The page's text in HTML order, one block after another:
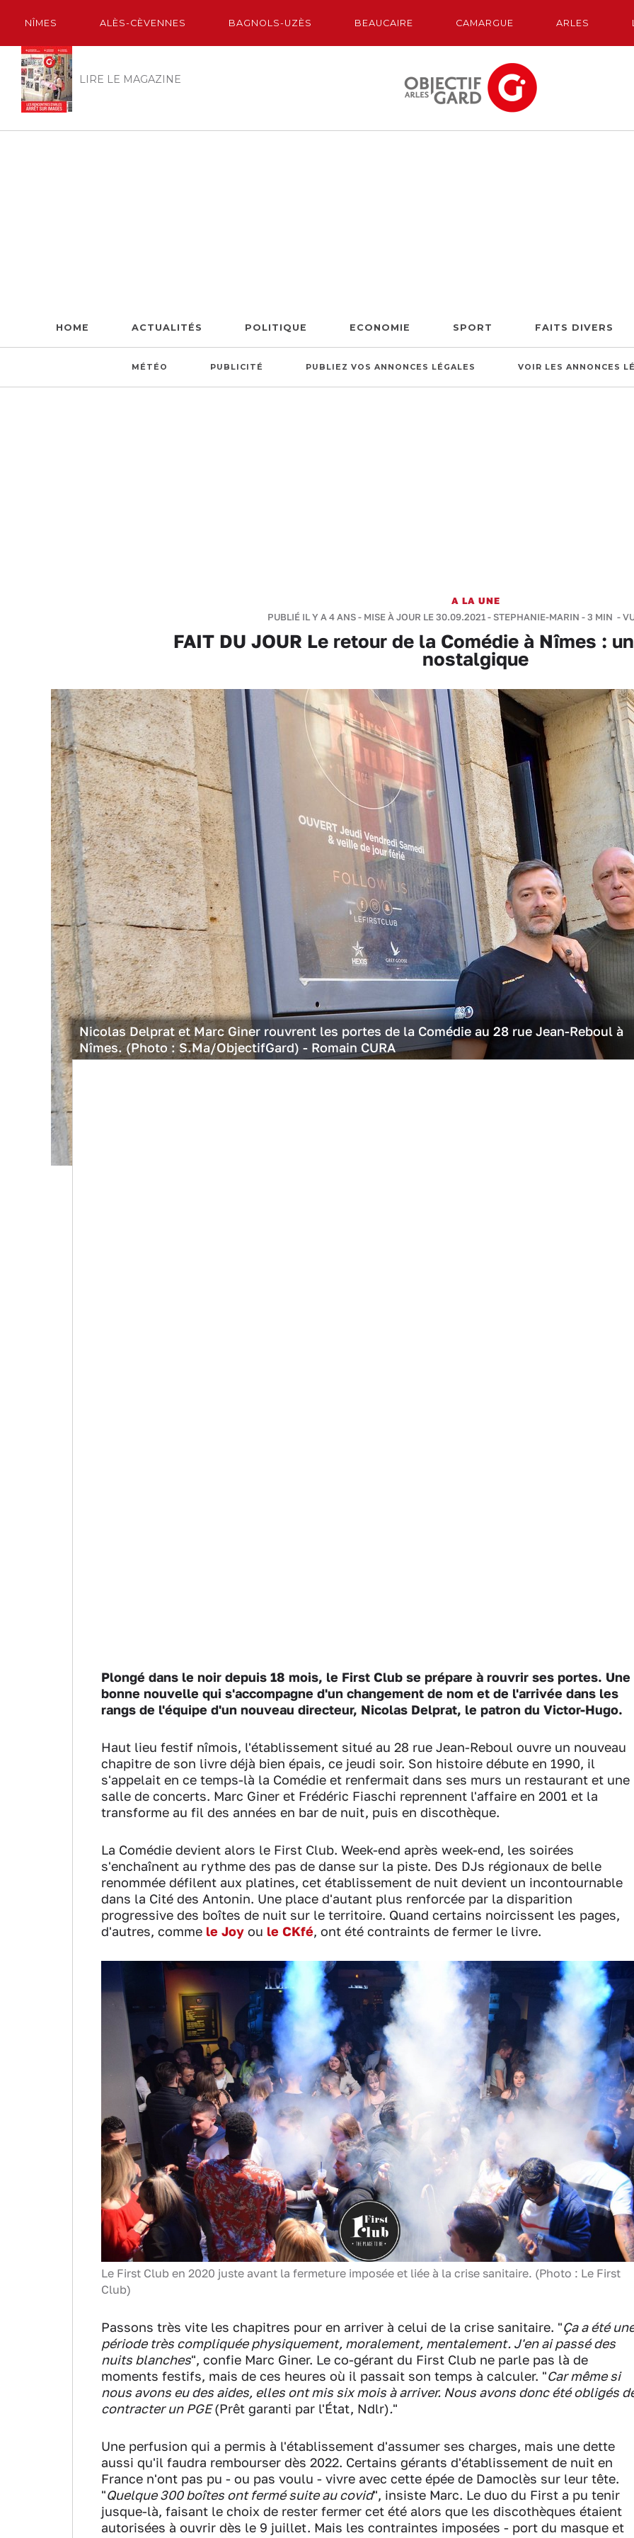
NÎMES ALÈS-CÈVENNES BAGNOLS-UZÈS BEAUCAIRE CAMARGUE ARLES
LIRE LE MAGAZINE
HOME ACTUALITÉS POLITIQUE ECONOMIE SPORT FAITS DIVERS
MÉTÉO PUBLICITÉ PUBLIEZ VOS ANNONCES LÉGALES VOIR LES ANNONCES
A LA UNE
PUBLIÉ IL Y A 4 ANS - MISE À JOUR LE 30.09.2021 - STEPHANIE-MARIN -3 MIN -
FAIT DU JOUR Le retour de la Comédie à Nîmes :
nostalgique
Nicolas Delprat et Marc Giner rouvrent les portes de la Comédie au 28 rue Jean-Reboul à
Nîmes. (Photo : S.Ma/ObjectifGard) - Romain CURA
Plongé dans le noir depuis 18 mois, le First Club se prépare à rouvrir ses portes. Une
bonne nouvelle qui s'accompagne d'un changement de nom et de l'arrivée dans les
rangs de l'équipe d'un nouveau directeur, Nicolas Delprat, le patron du Victor-Hugo.
Haut lieu festif nîmois, l'établissement situé au 28 rue Jean-Reboul ouvre un nouveau
chapitre de son livre déjà bien épais, ce jeudi soir. Son histoire débute en 1990, il
s'appelait en ce temps-là la Comédie et renfermait dans ses murs un restaurant et une
salle de concerts. Marc Giner et Frédéric Fiaschi reprennent l'affaire en 2001 et la
transforme au fil des années en bar de nuit, puis en discothèque.
La Comédie devient alors le First Club. Week-end après week-end, les soirées
s'enchaînent au rythme des pas de danse sur la piste. Des DJs régionaux de belle
renommée défilent aux platines, cet établissement de nuit devient un incontournable
dans la Cité des Antonin. Une place d'autant plus renforcée par la disparition
progressive des boîtes de nuit sur le territoire. Quand certains noircissent les pages,
d'autres, comme le Joy ou le CKfé, ont été contraints de fermer le livre.
Le First Club en 2020 juste avant la fermeture imposée et liée à la crise sanitaire. (Photo : Le First
Club)
Passons très vite les chapitres pour en arriver à celui de la crise sanitaire. "Ça a été
période très compliquée physiquement, moralement, mentalement. J'en ai passé des
nuits blanches", confie Marc Giner. Le co-gérant du First Club ne parle pas là de
moments festifs, mais de ces heures où il passait son temps à calculer. "Car même si
nous avons eu des aides, elles ont mis six mois à arriver. Nous avons donc été obligés
contracter un PGE(Prêt garanti par l'État, Ndlr)."
Une perfusion qui a permis à l'établissement d'assumer ses charges, mais une dette
aussi qu'il faudra rembourser dès 2022. Certains gérants d'établissement de nuit en
France n'ont pas pu - ou pas voulu - vivre avec cette épée de Damoclès sur leur tête.
"Quelque 300 boîtes ont fermé suite au covid", insiste Marc. Le duo du First a pu tenir
jusque-là, faisant le choix de rester fermer cet été alors que les discothèques étaient
autorisées à ouvrir dès le 9 juillet. Mais les contraintes imposées - port du masque et